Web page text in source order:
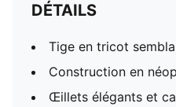
DÉTAILS
Tige en tricot
Construction en
Œillets élégants et